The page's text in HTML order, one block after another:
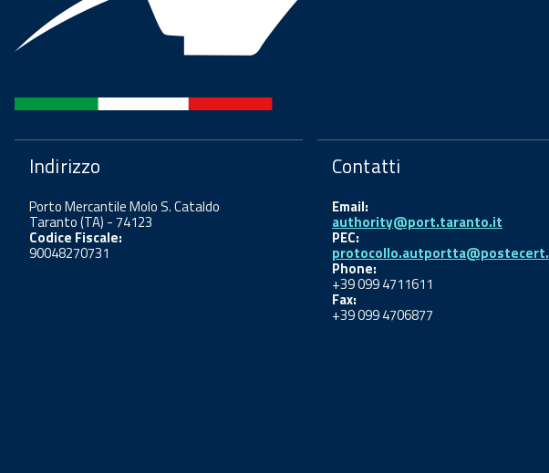
Indirizzo
Porto Mercantile Molo S. Cataldo
Taranto (TA) - 74123
Codice Fiscale:
90048270731
Contatti
Email:
authority@port.taranto.it
PEC:
Phone:
+39 099 4711611
Fax:
+39 099 4706877